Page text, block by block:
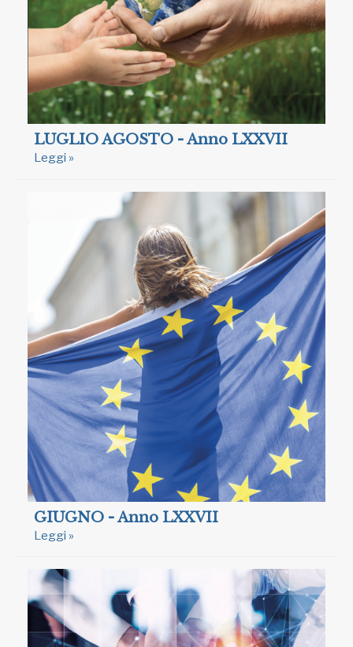
LUGLIO AGOSTO - Anno LXXVII
Leggi »
GIUGNO - Anno LXXVII
Leggi »